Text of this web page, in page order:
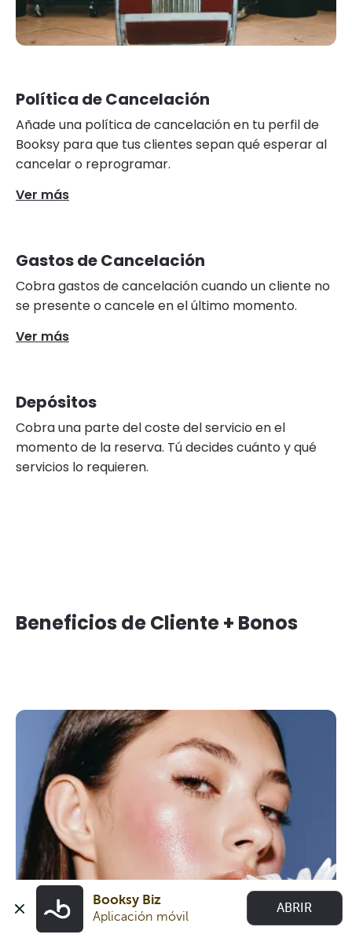
Booksy Biz
Aplicación móvil
ABRIR
Política de Cancelación
Añade una política de cancelación en tu perfil de
Booksy para que tus clientes sepan qué esperar al
cancelar o reprogramar.
Ver más
Gastos de Cancelación
Cobra gastos de cancelación cuando un cliente no
se presente o cancele en el último momento.
Ver más
Depósitos
Cobra una parte del coste del servicio en el
momento de la reserva. Tú decides cuánto y qué
servicios lo requieren.
Beneficios de Cliente + Bonos